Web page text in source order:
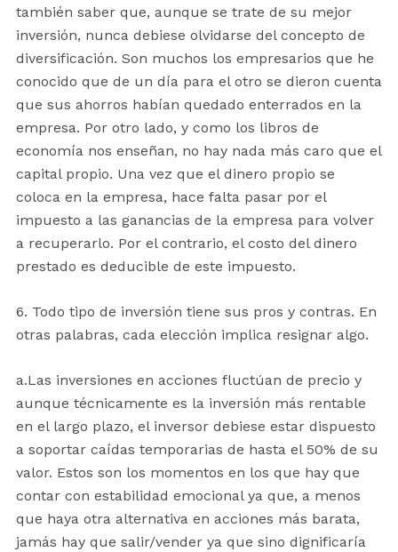
también saber que, aunque se trate de su mejor
inversión, nunca debiese olvidarse del concepto de
diversificación. Son muchos los empresarios que he
conocido que de un día para el otro se dieron cuenta
que sus ahorros habían quedado enterrados en la
empresa. Por otro lado, y como los libros de
economía nos enseñan, no hay nada más caro que el
capital propio. Una vez que el dinero propio se
coloca en la empresa, hace falta pasar por el
impuesto a las ganancias de la empresa para volver
a recuperarlo. Por el contrario, el costo del dinero
prestado es deducible de este impuesto.
6. Todo tipo de inversión tiene sus pros y contras. En
otras palabras, cada elección implica resignar algo.
a.Las inversiones en acciones fluctúan de precio y
aunque técnicamente es la inversión más rentable
en el largo plazo, el inversor debiese estar dispuesto
a soportar caídas temporarias de hasta el 50% de su
valor. Estos son los momentos en los que hay que
contar con estabilidad emocional ya que, a menos
que haya otra alternativa en acciones más barata,
jamás hay que salir/vender ya que sino dignificaría